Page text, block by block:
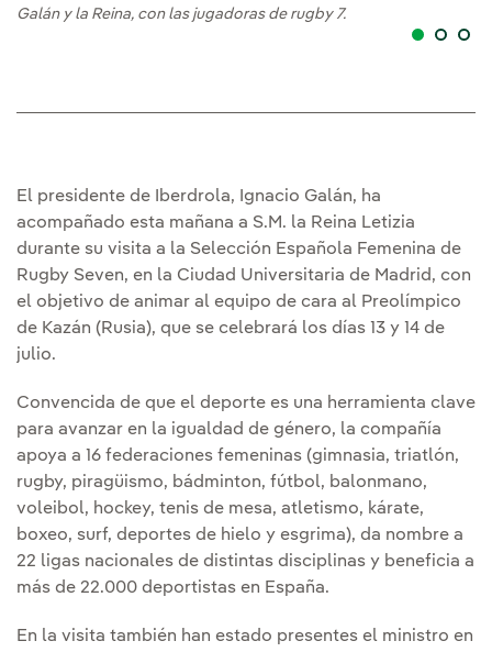
Galán y la Reina, con las jugadoras de rugby 7.
El presidente de Iberdrola, Ignacio Galán, ha
acompañado esta mañana a S.M. la Reina Letizia
durante su visita a la Selección Española Femenina de
Rugby Seven, en la Ciudad Universitaria de Madrid, con
el objetivo de animar al equipo de cara al Preolímpico
de Kazán (Rusia), que se celebrará los días 13 y 14 de
julio.
Convencida de que el deporte es una herramienta clave
para avanzar en la igualdad de género, la compañía
apoya a 16 federaciones femeninas (gimnasia, triatlón,
rugby, piragüismo, bádminton, fútbol, balonmano,
voleibol, hockey, tenis de mesa, atletismo, kárate,
boxeo, surf, deportes de hielo y esgrima), da nombre a
22 ligas nacionales de distintas disciplinas y beneficia a
más de 22.000 deportistas en España.
En la visita también han estado presentes el ministro en